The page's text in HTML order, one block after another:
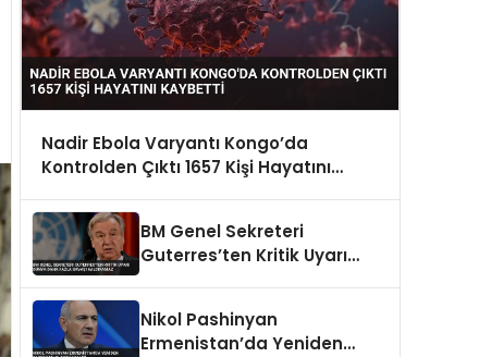
Nadir Ebola Varyantı Kongo’da
Kontrolden Çıktı 1657 Kişi Hayatını
BM Genel Sekreteri
Guterres’ten Kritik Uyarı
Nikol Pashinyan
Ermenistan’da Yeniden